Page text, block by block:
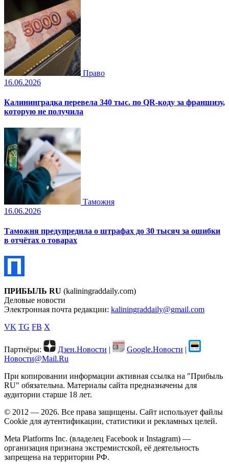
Право
16.06.2026
Калининградка перевела 340 тыс. по QR-коду за франшизу,
которую не получила
Таможня
16.06.2026
Таможня предупредила о штрафах до 30 тысяч за ошибки
в отчётах о товарах
ПРИБЫЛЬ RU (kaliningraddaily.com)
Деловые новости
Электронная почта редакции: kaliningraddaily@gmail.com
VK TG FB X
Партнёры: Дзен.Новости | Google.Новости |
Новости@Mail.Ru
При копировании информации активная ссылка на "Прибыль
RU" обязательна. Материалы сайта предназначены для
аудитории старше 18 лет.
© 2012 — 2026. Все права защищены. Сайт использует файлы
Cookie для аутентификации, статистики и рекламных целей.
Meta Platforms Inc. (владелец Facebook и Instagram) —
организация признана экстремистской, её деятельность
запрещена на территории РФ.